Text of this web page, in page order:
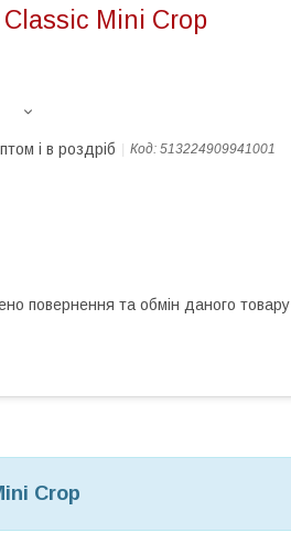
Mini Crop
і в роздріб Код: 513224909941001
повернення та обмін даного товару
Crop